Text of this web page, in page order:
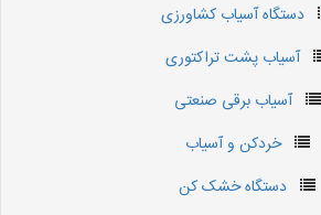
دستگاه آسیاب کشاورزی
آسیاب پشت تراکتوری
آسیاب برقی صنعتی
خردکن و آسیاب
دستگاه خشک کن